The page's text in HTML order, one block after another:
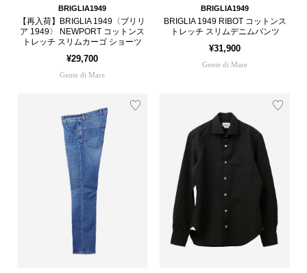
BRIGLIA1949
【再入荷】BRIGLIA 1949〈ブリリ
ア 1949〉 NEWPORT コットンス
トレッチ スリムカーゴ ショーツ
¥29,700
Gente di Mare
BRIGLIA1949
BRIGLIA 1949 RIBOT コットンス
トレッチ スリムデニムパンツ
¥31,900
Gente di Mare